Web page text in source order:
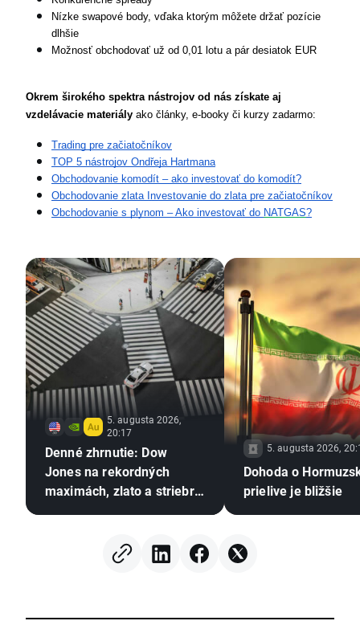
Nízke swapové body, vďaka ktorým môžete držať pozície
dlhšie
Možnosť obchodovať už od 0,01 lotu a pár desiatok EUR
Okrem širokého spektra nástrojov od nás získate aj
vzdelávacie materiály ako články, e-booky či kurzy zadarmo:
Trading pre začiatočníkov
TOP 5 nástrojov Ondřeja Hartmana
Obchodovanie komodít – ako investovať do komodít?
Obchodovanie zlata Investovanie do zlata pre začiatočníkov
Obchodovanie s plynom – Ako investovať do NATGAS?
5. augusta 2026,
20:17
Denné zhrnutie: Dow
Jones na rekordných
maximách, zlato a striebro
5. augusta 2026,
Dohoda o
prielive je bližšie